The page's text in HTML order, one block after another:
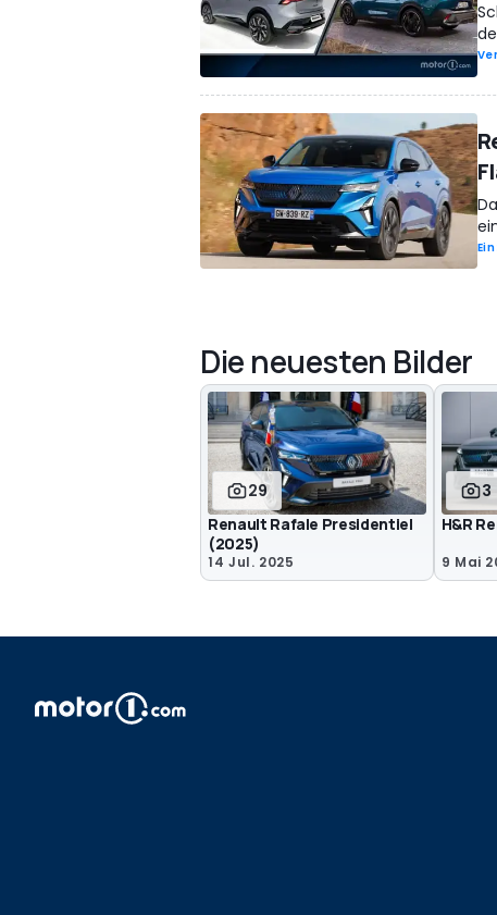
Die neuesten Bilder
29
Renault Rafale Presidentiel
(2025)
14 Jul. 2025
3
H&R
9 Mai